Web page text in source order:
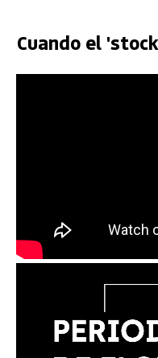
Cuando el